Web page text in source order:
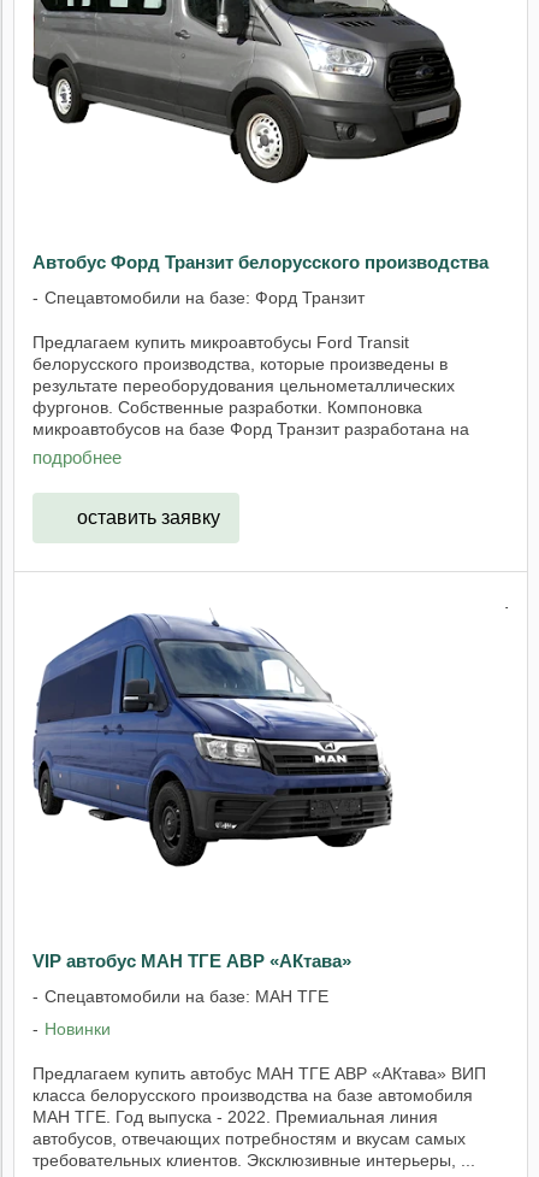
Автобус Форд Транзит белорусского производства
Спецавтомобили на базе: Форд Транзит
Предлагаем купить микроавтобусы Ford Transit
белорусского производства, которые произведены в
результате переоборудования цельнометаллических
фургонов. Собственные разработки. Компоновка
микроавтобусов на базе Форд Транзит разработана на
нашем ...
подробнее
оставить заявку
VIP автобус МАН ТГЕ АВР «АКтава»
Спецавтомобили на базе: МАН ТГЕ
Новинки
Предлагаем купить автобус МАН ТГЕ АВР «АКтава» ВИП
класса белорусского производства на базе автомобиля
МАН ТГЕ. Год выпуска - 2022. Премиальная линия
автобусов, отвечающих потребностям и вкусам самых
требовательных клиентов. Эксклюзивные интерьеры, ...